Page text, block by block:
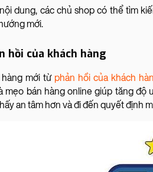
dung, các chủ shop có thể tìm
mới.
hồi của khách hàng
mới từ phản hồi của khách
mẹo bán hàng online giúp tăng độ
an tâm hơn và đi đến quyết định